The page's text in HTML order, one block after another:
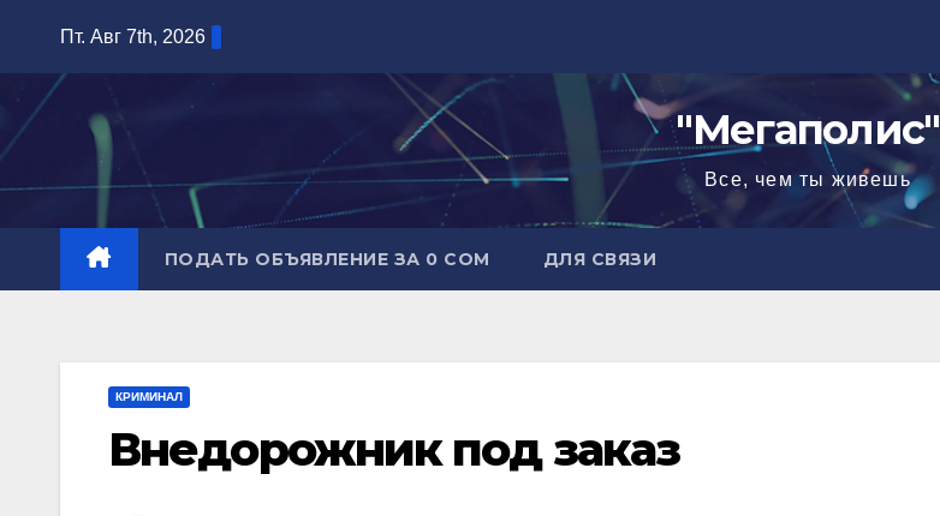
содержимому
Пт. Авг 7th, 2026
"Мегаполис"
Все, чем ты живешь
ПОДАТЬ ОБЪЯВЛЕНИЕ ЗА 0 СОМ ДЛЯ СВЯЗИ
КРИМИНАЛ
Внедорожник под заказ